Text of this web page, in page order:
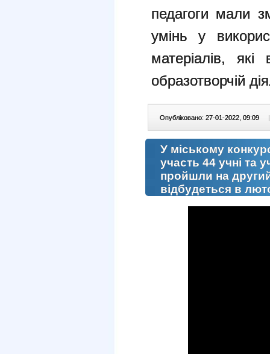
педагоги мали
умінь у
матеріалів, які
образотворчій
Опубліковано: 27-01-2022, 09:09 |
У міському
участь 44 учні та
пройшли на
відбудеться в